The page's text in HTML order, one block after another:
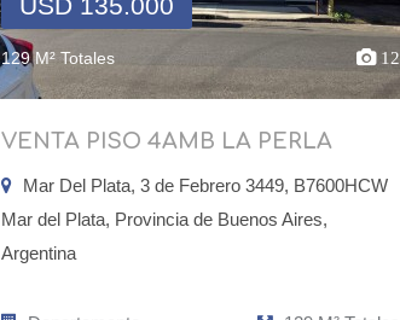
129 M² Totales 12
VENTA PISO 4AMB LA PERLA
Mar Del Plata, 3 de Febrero 3449, B7600HCW
Mar del Plata, Provincia de Buenos Aires,
Argentina